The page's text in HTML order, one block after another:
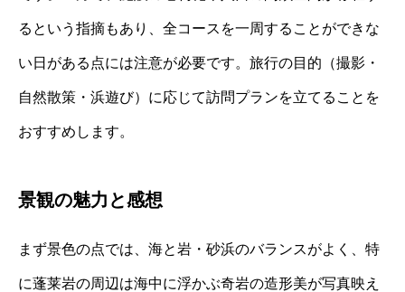
るという指摘もあり、全コースを一周することができな
い日がある点には注意が必要です。旅行の目的（撮影・
自然散策・浜遊び）に応じて訪問プランを立てることを
おすすめします。
景観の魅力と感想
まず景色の点では、海と岩・砂浜のバランスがよく、特
に蓬莱岩の周辺は海中に浮かぶ奇岩の造形美が写真映え